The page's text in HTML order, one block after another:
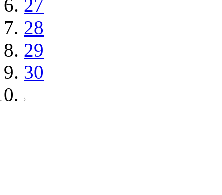
27
28
29
30